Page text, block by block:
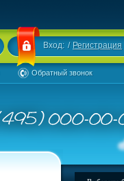
Вход: / Регистрация
Обратный звонок